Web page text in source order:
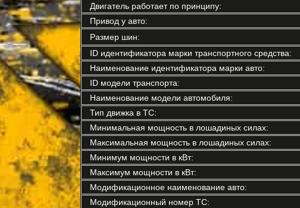
Двигатель работает по принципу:
Привод у авто:
Размер шин:
ID идентификатора марки транспортного средства:
Наименование идентификатора марки авто:
ID модели транспорта:
Наименование модели автомобиля:
Тип движка в ТС:
Минимальная мощность в лошадиных силах:
Максимальная мощность в лошадиных силах:
Минимум мощности в кВт:
Максимум мощности в кВт:
Модификационное наименование авто:
Модификационный номер ТС: